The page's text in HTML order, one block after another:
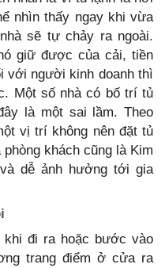
nhìn thấy ngay khi vừa
sẽ tự chảy ra ngoài.
giữ được của cải, tiền
với người kinh doanh thì
Một số nhà có bố trí tủ
là một sai lầm. Theo
vị trí không nên đặt tủ
khách cũng là Kim
dễ ảnh hưởng tới gia
đi ra hoặc bước vào
trang điểm ở cửa ra